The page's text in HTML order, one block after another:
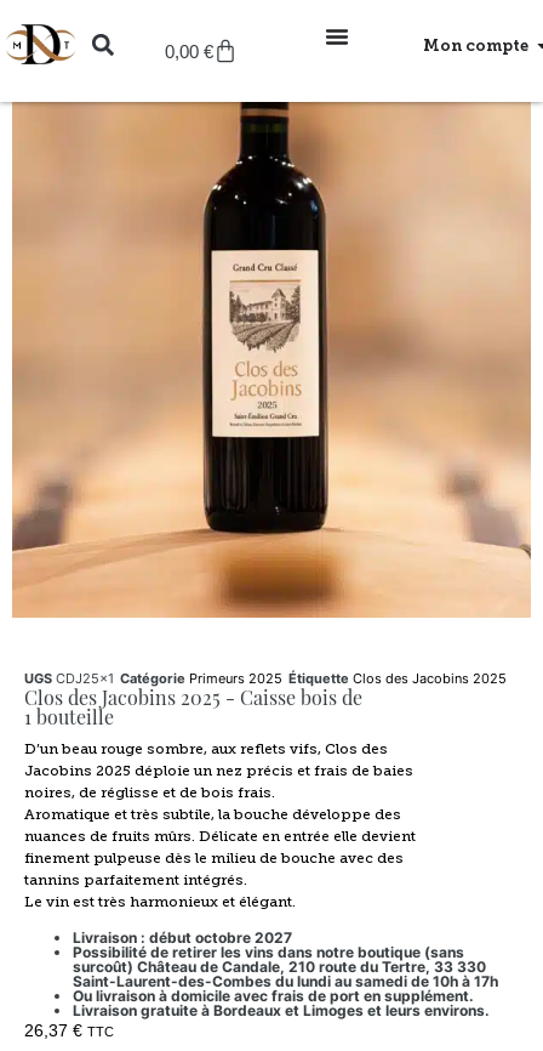
0,00 € Mon compte
UGS CDJ25x1 Catégorie Primeurs 2025 Étiquette Clos des Jacobins 2025
Clos des Jacobins 2025 - Caisse bois de
1 bouteille
D’un beau rouge sombre, aux reflets vifs, Clos des
Jacobins 2025 déploie un nez précis et frais de baies
noires, de réglisse et de bois frais.
Aromatique et très subtile, la bouche développe des
nuances de fruits mûrs. Délicate en entrée elle devient
finement pulpeuse dès le milieu de bouche avec des
tannins parfaitement intégrés.
Le vin est très harmonieux et élégant.
Livraison : début octobre 2027
Possibilité de retirer les vins dans notre boutique (sans
surcoût) Château de Candale, 210 route du Tertre, 33 330
Saint-Laurent-des-Combes du lundi au samedi de 10h à 17h
Ou livraison à domicile avec frais de port en supplément.
Livraison gratuite à Bordeaux et Limoges et leurs environs.
26,37 € TTC